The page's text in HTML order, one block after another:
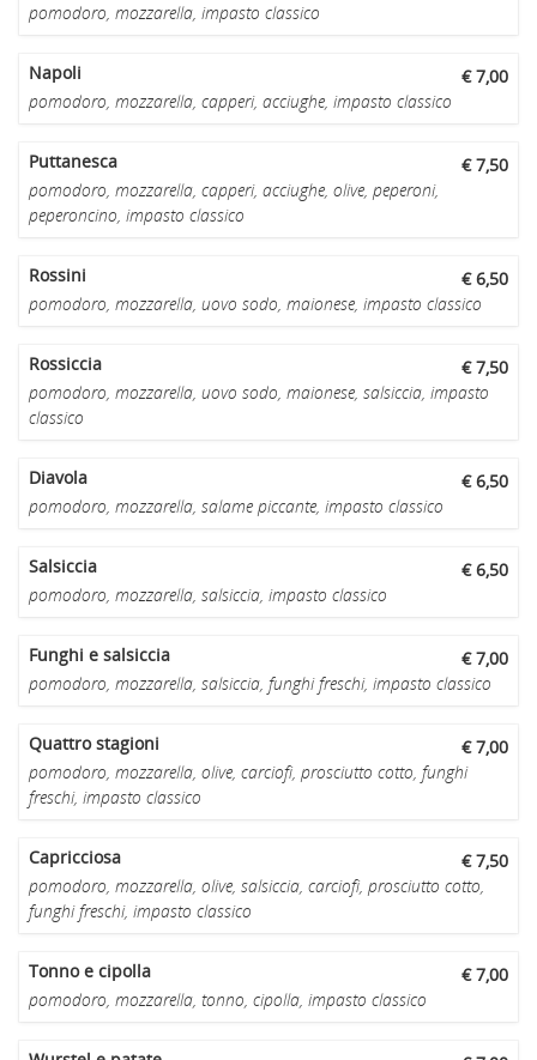
pomodoro, mozzarella, impasto classico
Napoli
€ 7,00
pomodoro, mozzarella, capperi, acciughe, impasto classico
Puttanesca
€ 7,50
pomodoro, mozzarella, capperi, acciughe, olive, peperoni,
peperoncino, impasto classico
Rossini
€ 6,50
pomodoro, mozzarella, uovo sodo, maionese, impasto classico
Rossiccia
€ 7,50
pomodoro, mozzarella, uovo sodo, maionese, salsiccia, impasto
classico
Diavola
€ 6,50
pomodoro, mozzarella, salame piccante, impasto classico
Salsiccia
€ 6,50
pomodoro, mozzarella, salsiccia, impasto classico
Funghi e salsiccia
€ 7,00
pomodoro, mozzarella, salsiccia, funghi freschi, impasto classico
Quattro stagioni
€ 7,00
pomodoro, mozzarella, olive, carciofi, prosciutto cotto, funghi
freschi, impasto classico
Capricciosa
€ 7,50
pomodoro, mozzarella, olive, salsiccia, carciofi, prosciutto cotto,
funghi freschi, impasto classico
Tonno e cipolla
€ 7,00
pomodoro, mozzarella, tonno, cipolla, impasto classico